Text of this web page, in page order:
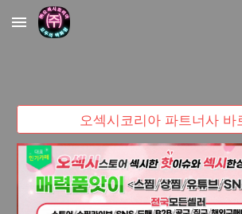
Skip to main content
오섹시코리아 파트너사 바